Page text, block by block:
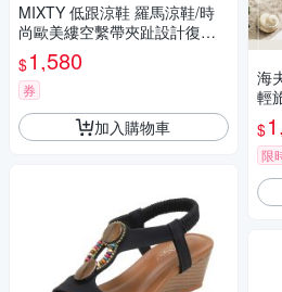
MIXTY 低跟涼鞋 羅馬涼鞋/時
尚歐美縷空繫帶夾趾設計復古
低跟羅馬涼鞋 棕
$1,580
券
加入購物車
海
輕
$
限